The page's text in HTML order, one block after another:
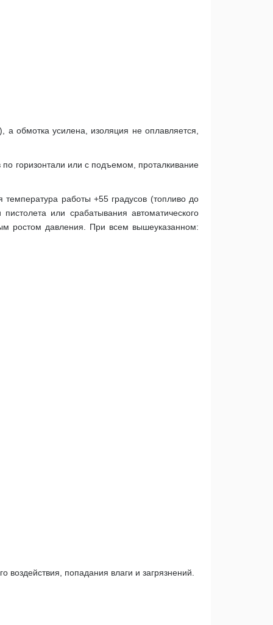
а обмотка усилена, изоляция не оплавляется,
горизонтали или с подъемом, проталкивание
работы +55 градусов (топливо до
или срабатывания автоматического
ростом давления. При всем вышеуказанном:
попадания влаги и загрязнений.